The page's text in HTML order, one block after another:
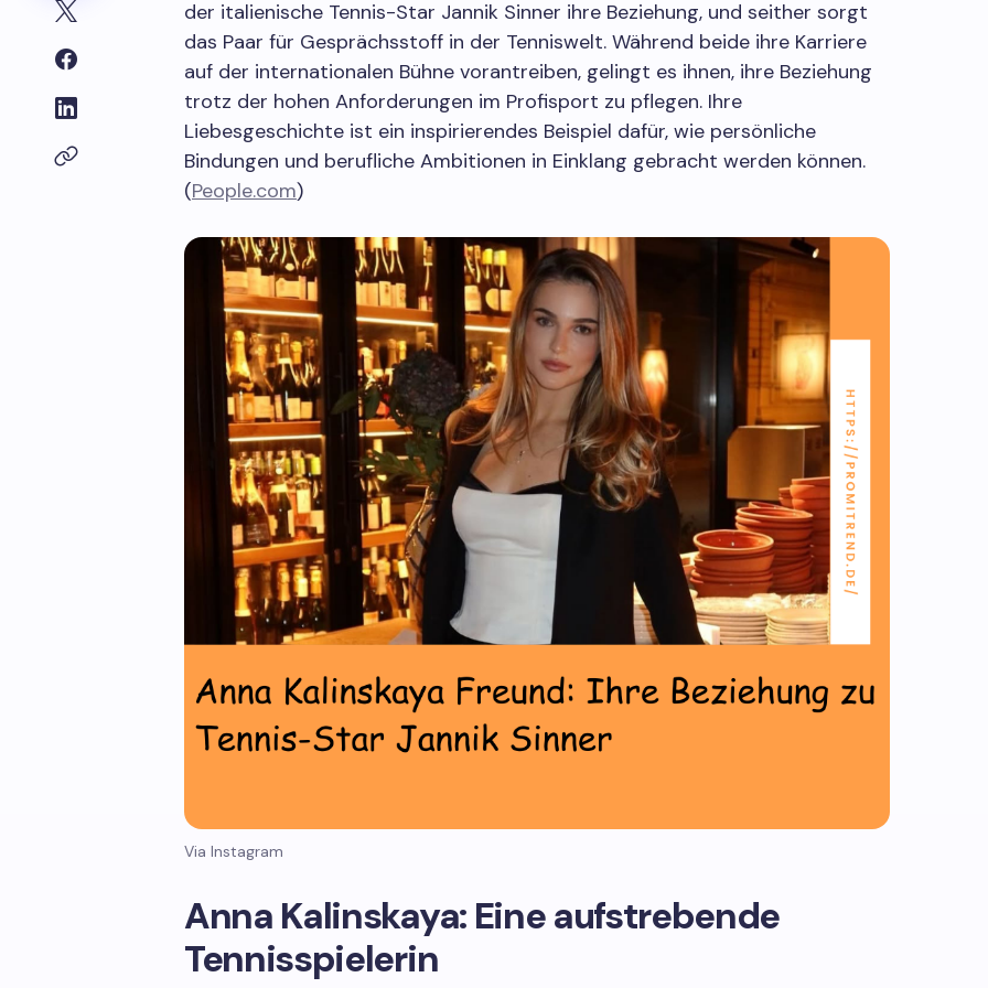
der italienische Tennis-Star Jannik Sinner ihre Beziehung, und seither sorgt
das Paar für Gesprächsstoff in der Tenniswelt. Während beide ihre Karriere
auf der internationalen Bühne vorantreiben, gelingt es ihnen, ihre Beziehung
trotz der hohen Anforderungen im Profisport zu pflegen. Ihre
Liebesgeschichte ist ein inspirierendes Beispiel dafür, wie persönliche
Bindungen und berufliche Ambitionen in Einklang gebracht werden können.
(People.com)
Via Instagram
Anna Kalinskaya: Eine aufstrebende
Tennisspielerin